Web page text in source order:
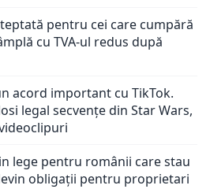
pentru cei care cumpără
cu TVA-ul redus după
acord important cu TikTok.
legal secvențe din Star Wars,
lege pentru românii care stau
obligații pentru proprietari